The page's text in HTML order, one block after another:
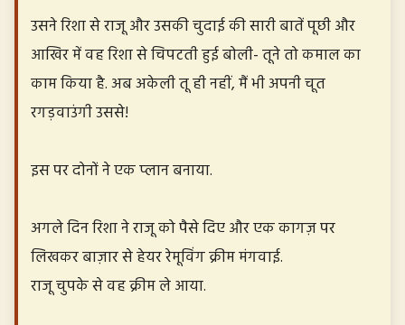
उसने रिशा से राजू और उसकी चुदाई की सारी बातें पूछी और
आखिर में वह रिशा से चिपटती हुई बोली- तूने तो कमाल का
काम किया है. अब अकेली तू ही नहीं, मैं भी अपनी चूत
रगड़वाउंगी उससे!
इस पर दोनों ने एक प्लान बनाया.
अगले दिन रिशा ने राजू को पैसे दिए और एक कागज़ पर
लिखकर बाज़ार से हेयर रेमूविंग क्रीम मंगवाई.
राजू चुपके से वह क्रीम ले आया.